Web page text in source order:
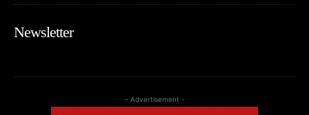
Newsletter
- Advertisement -